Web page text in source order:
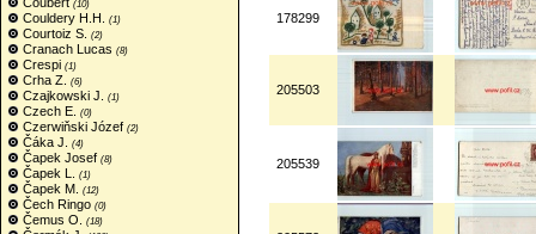
(10)
Couldery H.H. (1)
Courtoiz S. (2)
Cranach Lucas (8)
Crespi (1)
Crha Z. (6)
Czajkowski J. (1)
Czech E. (0)
Czerwiňski Józef (2)
Čáka J. (4)
Čapek Josef (8)
Čapek L. (1)
Čapek M. (12)
Čech Ringo (0)
Čemus O. (18)
178299
205503
205539